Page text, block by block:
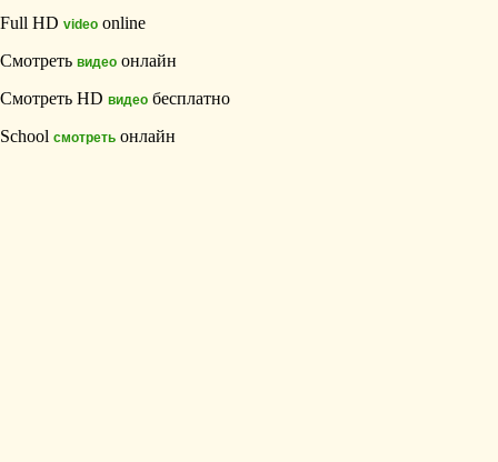
Full HD video online
Смотреть видео онлайн
Смотреть HD видео бесплатно
School смотреть онлайн